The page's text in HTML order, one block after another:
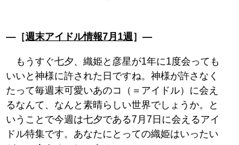
―［週末アイドル情報7月1週］―
もうすぐ七夕、織姫と彦星が1年に1度会っても
いいと神様に許された日ですね。神様が許さなく
たって毎週末可愛いあのコ（＝アイドル）に会え
るなんて、なんと素晴らしい世界でしょうか。と
いうことで今週は七夕である7月7日に会えるアイ
ドル特集です。あなたにとっての織姫はいったい